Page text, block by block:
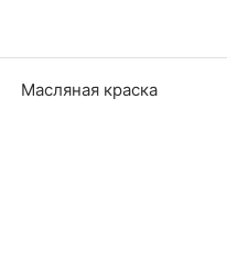
Масляная краска